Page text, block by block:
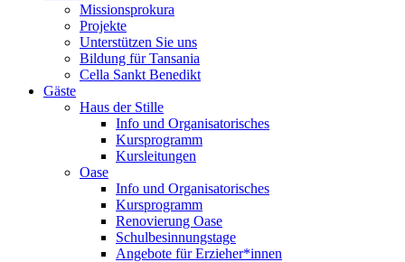
Missionsprokura
Projekte
Unterstützen Sie uns
Bildung für Tansania
Cella Sankt Benedikt
Gäste
Haus der Stille
Info und Organisatorisches
Kursprogramm
Kursleitungen
Oase
Info und Organisatorisches
Kursprogramm
Renovierung Oase
Schulbesinnungstage
Angebote für Erzieher*innen